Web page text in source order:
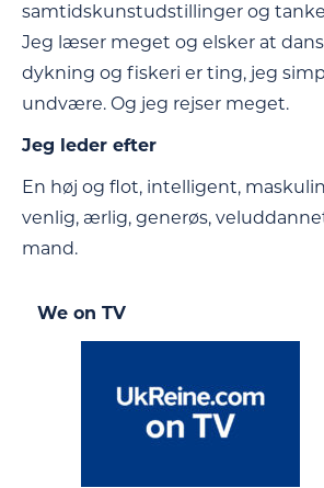
samtidskunstudstillinger og
Jeg læser meget og elsker at
dykning og fiskeri er ting, jeg
undvære. Og jeg rejser meget.
Jeg leder efter
En høj og flot, intelligent,
venlig, ærlig, generøs,
mand.
We on TV